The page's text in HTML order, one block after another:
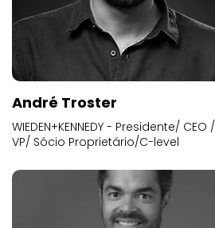
André Troster
WIEDEN+KENNEDY - Presidente/ CEO /
VP/ Sócio Proprietário/C-level